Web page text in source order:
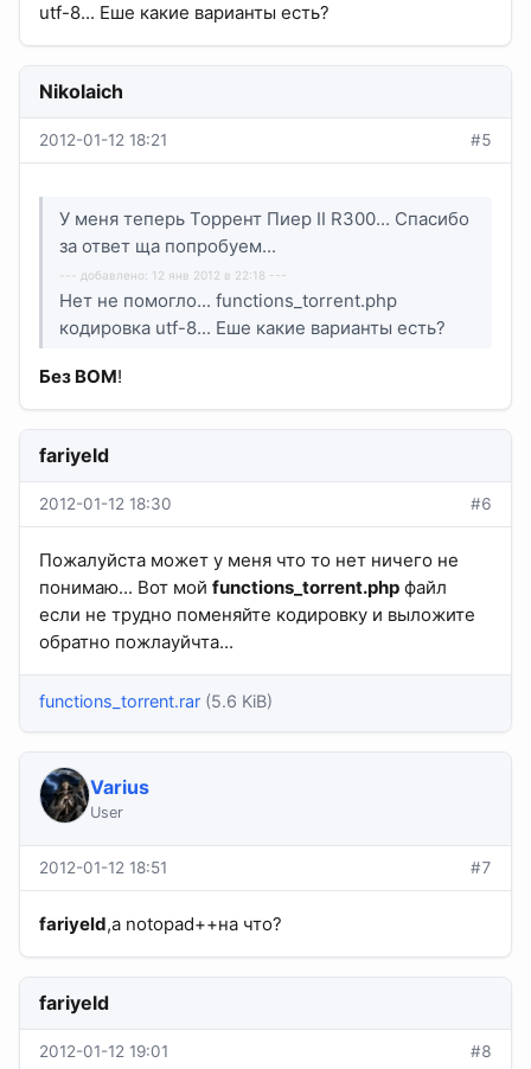
utf-8... Еше какие варианты есть?
Nikolaich
2012-01-12 18:21 #5
У меня теперь Торрент Пиер II R300... Спасибо
за ответ ща попробуем...
--- добавлено: 12 янв 2012 в 22:18 ---
Нет не помогло... functions_torrent.php
кодировка utf-8... Еше какие варианты есть?
Без BOM!
fariyeld
2012-01-12 18:30 #6
Пожалуйста может у меня что то нет ничего не
понимаю... Вот мой functions_torrent.php файл
если не трудно поменяйте кодировку и выложите
обратно пожлауйчта...
functions_torrent.rar (5.6 KiB)
Varius
User
2012-01-12 18:51 #7
fariyeld,а notopad++на что?
fariyeld
2012-01-12 19:01 #8